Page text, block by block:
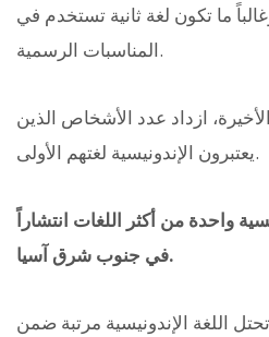
ما تكون لغة ثانية تستخدم في
المناسبات الرسمية.
ازداد عدد الأشخاص الذين
يعتبرون الإندونيسية لغتهم الأولى.
واحدة من أكثر اللغات انتشاراً
في جنوب شرق آسيا.
اللغة الإندونيسية مرتبة ضمن